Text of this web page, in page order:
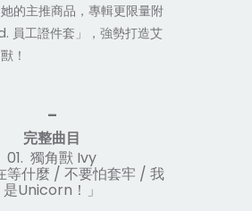
的主推商品，專輯更限量附
員工證件套」，強勢打造艾
！
–
完整曲目
01. 獨角獸 Ivy
等什麼 / 不要怕套牢 / 我
是Unicorn ！」